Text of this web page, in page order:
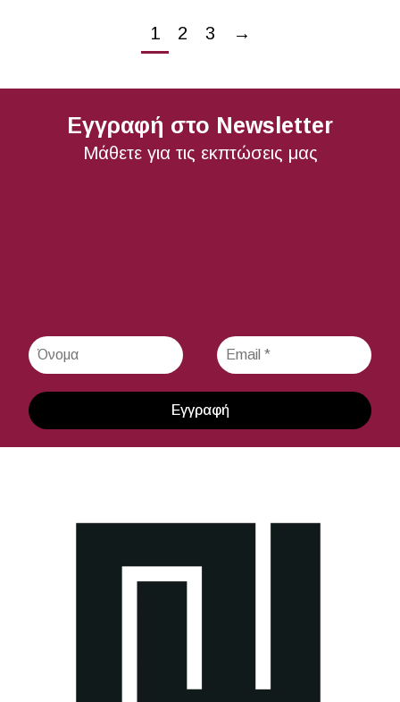
1 2 3 →
Εγγραφή στο Newsletter
Μάθετε για τις εκπτώσεις μας